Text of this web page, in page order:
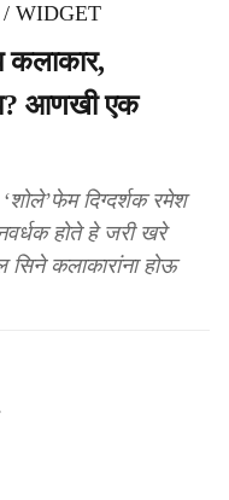
WIDGET
आणखी एक
दिग्दर्शक रमेश
होते हे जरी खरे
सिने कलाकारांना होऊ